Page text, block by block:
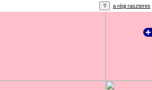
a régi raszteres